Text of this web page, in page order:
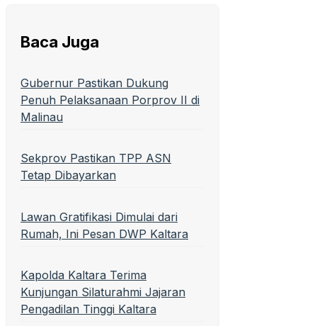
Baca Juga
Gubernur Pastikan Dukung
Penuh Pelaksanaan Porprov II di
Malinau
Sekprov Pastikan TPP ASN
Tetap Dibayarkan
Lawan Gratifikasi Dimulai dari
Rumah, Ini Pesan DWP Kaltara
Kapolda Kaltara Terima
Kunjungan Silaturahmi Jajaran
Pengadilan Tinggi Kaltara